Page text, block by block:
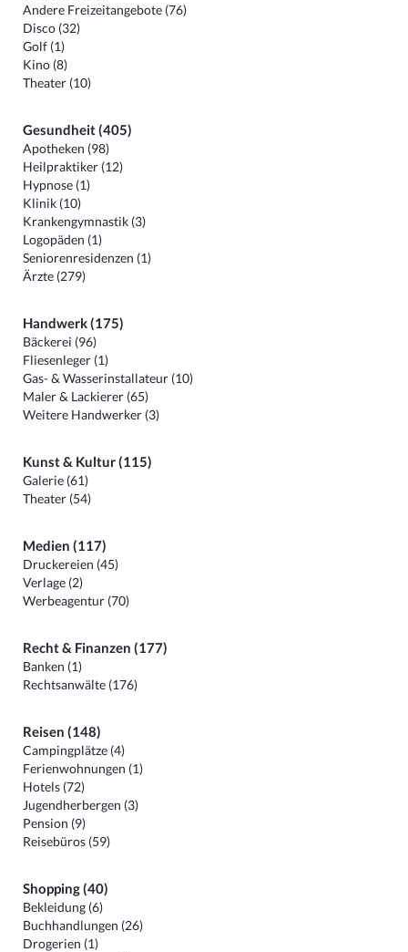
Andere Freizeitangebote (76)
Disco (32)
Golf (1)
Kino (8)
Theater (10)
Gesundheit (405)
Apotheken (98)
Heilpraktiker (12)
Hypnose (1)
Klinik (10)
Krankengymnastik (3)
Logopäden (1)
Seniorenresidenzen (1)
Ärzte (279)
Handwerk (175)
Bäckerei (96)
Fliesenleger (1)
Gas- & Wasserinstallateur (10)
Maler & Lackierer (65)
Weitere Handwerker (3)
Kunst & Kultur (115)
Galerie (61)
Theater (54)
Medien (117)
Druckereien (45)
Verlage (2)
Werbeagentur (70)
Recht & Finanzen (177)
Banken (1)
Rechtsanwälte (176)
Reisen (148)
Campingplätze (4)
Ferienwohnungen (1)
Hotels (72)
Jugendherbergen (3)
Pension (9)
Reisebüros (59)
Shopping (40)
Bekleidung (6)
Buchhandlungen (26)
Drogerien (1)